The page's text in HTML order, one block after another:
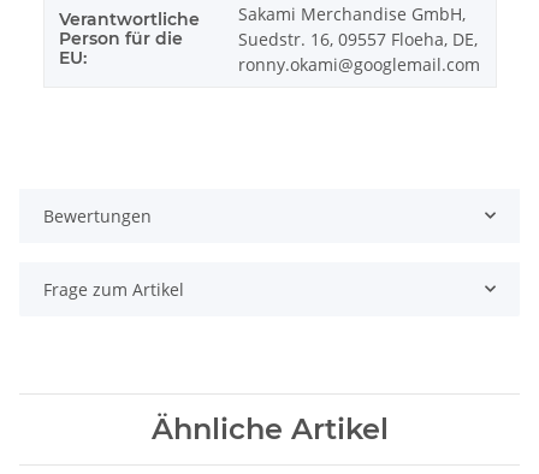
Verantwortliche
Person für die
EU:
Sakami Merchandise GmbH,
Suedstr. 16, 09557 Floeha, DE,
ronny.okami@googlemail.com
Bewertungen
Frage zum Artikel
Ähnliche Artikel